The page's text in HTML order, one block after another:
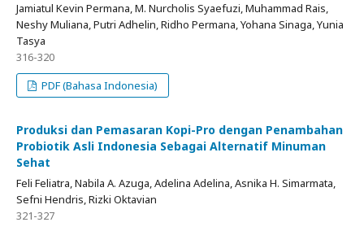
Jamiatul Kevin Permana, M. Nurcholis Syaefuzi, Muhammad Rais,
Neshy Muliana, Putri Adhelin, Ridho Permana, Yohana Sinaga, Yunia
Tasya
316-320
PDF (Bahasa Indonesia)
Produksi dan Pemasaran Kopi-Pro dengan Penambahan
Probiotik Asli Indonesia Sebagai Alternatif Minuman
Sehat
Feli Feliatra, Nabila A. Azuga, Adelina Adelina, Asnika H. Simarmata,
Sefni Hendris, Rizki Oktavian
321-327